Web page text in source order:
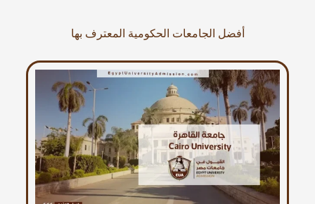
أفضل الجامعات الحكومية المعترف بها